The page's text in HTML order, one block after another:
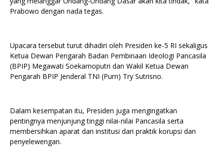
Prabowo dengan nada tegas.
Upacara tersebut turut dihadiri oleh Presiden ke-5 RI sekaligus
Ketua Dewan Pengarah Badan Pembinaan Ideologi Pancasila
(BPIP) Megawati Soekarnoputri dan Wakil Ketua Dewan
Pengarah BPIP Jenderal TNI (Purn) Try Sutrisno.
Dalam kesempatan itu, Presiden juga mengingatkan
pentingnya menjunjung tinggi nilai-nilai Pancasila serta
membersihkan aparat dan institusi dari praktik korupsi dan
penyelewengan.